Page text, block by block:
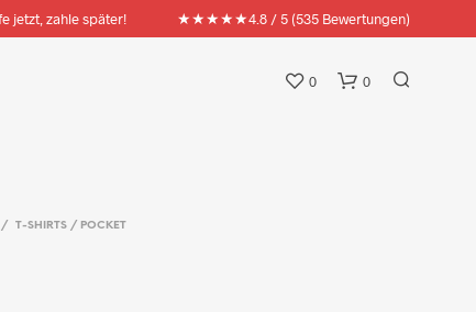
jetzt, zahle später! ★★★★★4.8 / 5 (535 Bewertungen)
0 0
/
T-SHIRTS / POCKET